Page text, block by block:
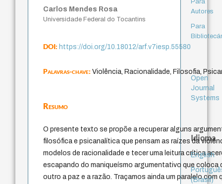
Carlos Mendes Rosa
Universidade Federal do Tocantins
DOI:https://doi.org/10.18012/arf.v7iesp.55580
Palavras-chave:Violência, Racionalidade, Filosofia,
Resumo
O presente texto se propõe a recuperar alguns
filosófica e psicanalítica que pensam as raízes da
modelos de racionalidade e tecer uma leitura crítica
escapando do maniqueísmo argumentativo que coloca
outro a paz e a razão. Traçamos ainda um paralelo
Autores
Para
Open
Journal
Systems
Idioma
English
(Brasil)